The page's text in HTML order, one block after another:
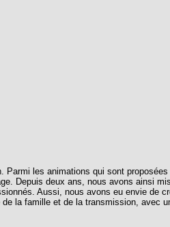
les animations qui sont
Depuis deux ans, nous avons ainsi
Aussi, nous avons eu envie de
la famille et de la transmission, avec